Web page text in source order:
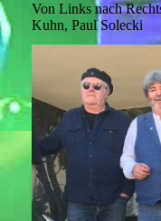
Von Links nach
Kuhn, Paul Solecki